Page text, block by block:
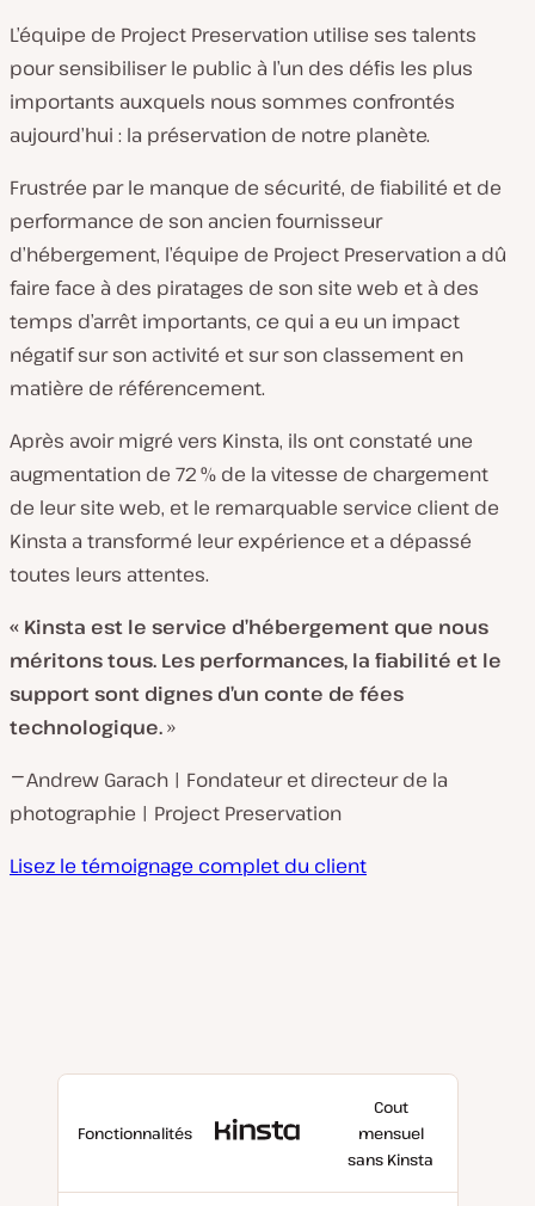
L’équipe de Project Preservation utilise ses talents
pour sensibiliser le public à l’un des défis les plus
importants auxquels nous sommes confrontés
aujourd’hui : la préservation de notre planète.
Frustrée par le manque de sécurité, de fiabilité et de
performance de son ancien fournisseur
d’hébergement, l’équipe de Project Preservation a dû
faire face à des piratages de son site web et à des
temps d’arrêt importants, ce qui a eu un impact
négatif sur son activité et sur son classement en
matière de référencement.
Après avoir migré vers Kinsta, ils ont constaté une
augmentation de 72 % de la vitesse de chargement
de leur site web, et le remarquable service client de
Kinsta a transformé leur expérience et a dépassé
toutes leurs attentes.
« Kinsta est le service d’hébergement que nous
méritons tous. Les performances, la fiabilité et le
support sont dignes d’un conte de fées
technologique.»
⎻ Andrew Garach | Fondateur et directeur de la
photographie | Project Preservation
Lisez le témoignage complet du client
Fonctionnalités
Avec
Cout
mensuel
sans Kinsta